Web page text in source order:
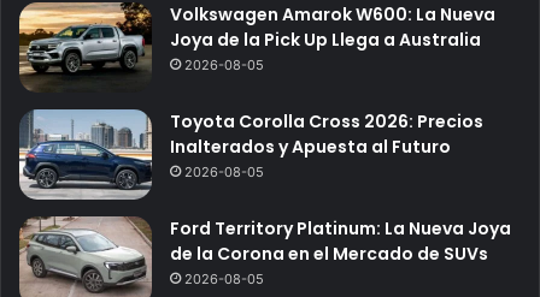
Volkswagen Amarok W600: La Nueva
Joya de la Pick Up Llega a Australia
2026-08-05
Toyota Corolla Cross 2026: Precios
Inalterados y Apuesta al Futuro
2026-08-05
Ford Territory Platinum: La Nueva Joya
de la Corona en el Mercado de SUVs
2026-08-05